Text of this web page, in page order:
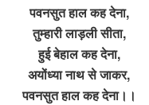
पवनसुत हाल कह देना,
तुम्हारी लाड़ली सीता,
हुई बेहाल कह देना,
अयोंध्या नाथ से जाकर,
पवनसुत हाल कह देना।।